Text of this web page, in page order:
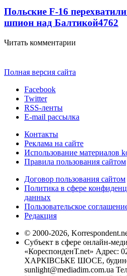
Польские F-16
шпион над Балтикой4762
Читать комментарии
Полная версия сайта
Facebook
Twitter
RSS-ленты
E-mail рассылка
Контакты
Реклама на сайте
Использование материалов
Правила пользования сайтом
Договор пользования сайтом
Политика в сфере
данных
Пользовательское
Редакция
© 2000-2026,
Субъект в сфере онлайн-
«КореспонденТ.net» Адрес:
ХАРКІВСЬКЕ ШОСЕ,
sunlight@mediadim.com.ua